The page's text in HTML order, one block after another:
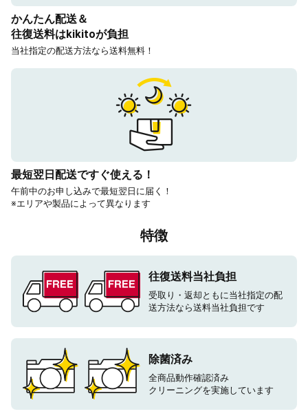
かんたん配送＆
往復送料はkikitoが負担
当社指定の配送方法なら送料無料！
最短翌日配送ですぐ使える！
午前中のお申し込みで最短翌日に届く！
※エリアや製品によって異なります
特徴
往復送料当社負担
受取り・返却ともに当社指定の配
送方法なら送料当社負担です
除菌済み
全商品動作確認済み
クリーニングを実施しています